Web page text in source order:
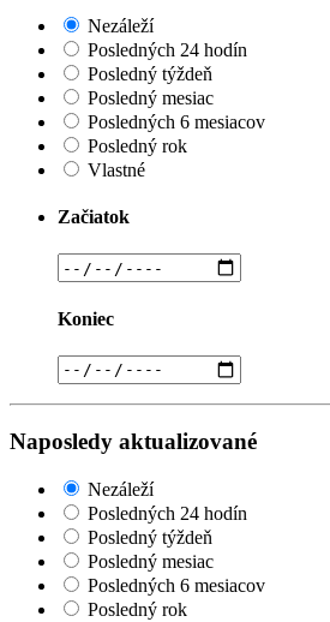
Nezáleží
Posledných 24 hodín
Posledný týždeň
Posledný mesiac
Posledných 6 mesiacov
Posledný rok
Vlastné
Začiatok
Koniec
Naposledy aktualizované
Nezáleží
Posledných 24 hodín
Posledný týždeň
Posledný mesiac
Posledných 6 mesiacov
Posledný rok